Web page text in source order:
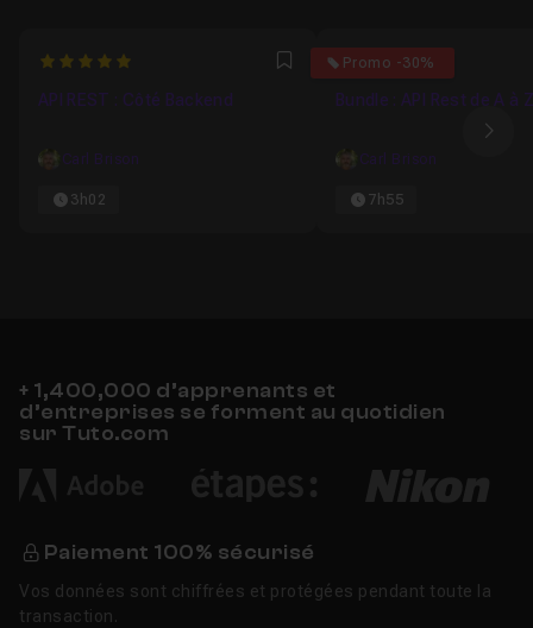
5 Favori
API REST : Côté Backend
Carl Brison
3h02
Promo -30%
4.875
Bundle : API Rest de A à
Carl Brison
7h55
+ 1,400,000 d’apprenants et
d’entreprises se forment au quotidien
sur Tuto.com
Paiement 100% sécurisé
Vos données sont chiffrées et protégées pendant toute la
transaction.